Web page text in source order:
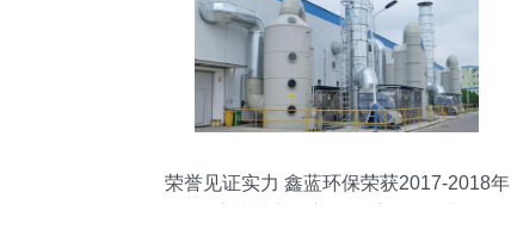
荣誉见证实力 鑫蓝环保荣获2017-2018年